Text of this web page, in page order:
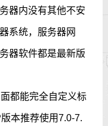
器内没有其他不安
系统，服务器网
器软件都是最新版
都能完全自定义标
本推荐使用7.0-7.